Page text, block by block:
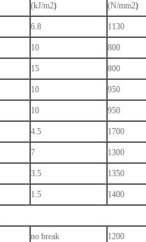
(kJ/m2) (N/mm2)
6.8 1130
10 800
15 800
10 950
10 950
4.5 1700
7 1300
3.5 1350
1.5 1400
no break 1200